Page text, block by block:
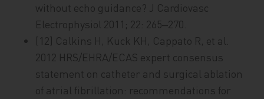
without echo guidance? J Cardiovasc
Electrophysiol 2011; 22: 265‒270.
[12] Calkins H, Kuck KH, Cappato R, et al.
2012 HRS/EHRA/ECAS expert consensus
statement on catheter and surgical ablation
of atrial fibrillation: recommendations for